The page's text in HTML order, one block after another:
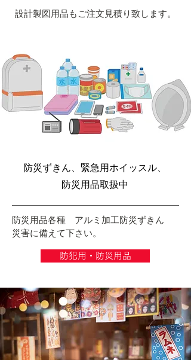
設計製図用品もご注文見積り致します。
防災ずきん、緊急用ホイッスル、
防災用品取扱中
防災用品各種 アルミ加工防災ずきん
災害に備えて下さい。
防犯用・防災用品